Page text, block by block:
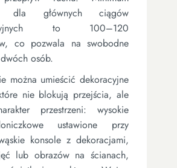
dla głównych ciągów
to 100–120
co pozwala na swobodne
osób.
można umieścić dekoracyjne
nie blokują przejścia, ale
przestrzeni: wysokie
ustawione przy
konsole z dekoracjami,
lub obrazów na ścianach,